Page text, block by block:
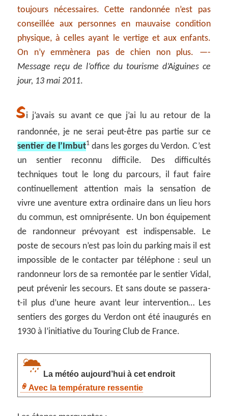
toujours nécessaires. Cette randonnée n’est pas
conseillée aux personnes en mauvaise condition
physique, à celles ayant le vertige et aux enfants.
On n’y emmènera pas de chien non plus. —-
Message reçu de l’office du tourisme d’Aiguines ce
jour, 13 mai 2011.
Si j’avais su avant ce que j’ai lu au retour de la
randonnée, je ne serai peut-être pas partie sur ce
sentier de l’Imbut1dans les gorges du Verdon. C’est
un sentier reconnu difficile. Des difficultés
techniques tout le long du parcours, il faut faire
continuellement attention mais la sensation de
vivre une aventure extra ordinaire dans un lieu hors
du commun, est omniprésente. Un bon équipement
de randonneur prévoyant est indispensable. Le
poste de secours n’est pas loin du parking mais il est
impossible de le contacter par téléphone : seul un
randonneur lors de sa remontée par le sentier Vidal,
peut prévenir les secours. Et sans doute se passera-
t-il plus d’une heure avant leur intervention… Les
sentiers des gorges du Verdon ont été inaugurés en
1930 à l’initiative du Touring Club de France.
La météo aujourd’hui à cet endroit
Avec la température ressentie